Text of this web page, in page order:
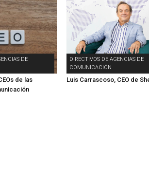
DE
de las
DIRECTIVOS DE AGENCIAS DE
COMUNICACIÓN
Luis Carrascoso, CEO de